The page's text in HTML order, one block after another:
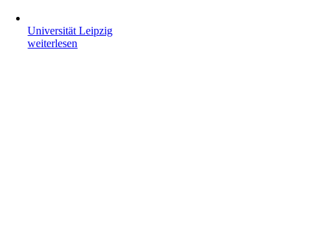
Universität Leipzig
weiterlesen